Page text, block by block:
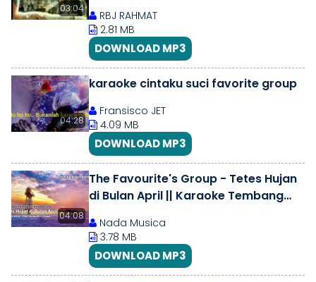
03:04
RBJ RAHMAT
2.81 MB
DOWNLOAD MP3
04:28
karaoke cintaku suci favorite group
Fransisco JET
4.09 MB
DOWNLOAD MP3
04:08
The Favourite's Group - Tetes Hujan
di Bulan April || Karaoke Tembang
Nada Musica
3.78 MB
DOWNLOAD MP3